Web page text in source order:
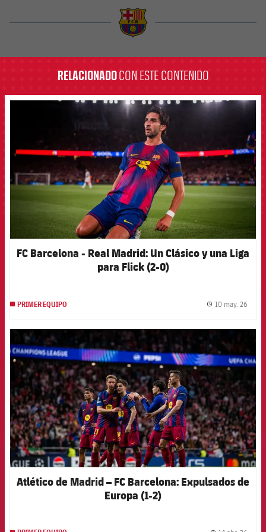
RELACIONADOCON ESTE CONTENIDO
FCB Barcelona badge
FC Barcelona - Real Madrid: Un Clásico y una Liga
para Flick (2-0)
PRIMER EQUIPO 10 may. 26
FCB Barcelona badge
Atlético de Madrid – FC Barcelona: Expulsados de
Europa (1-2)